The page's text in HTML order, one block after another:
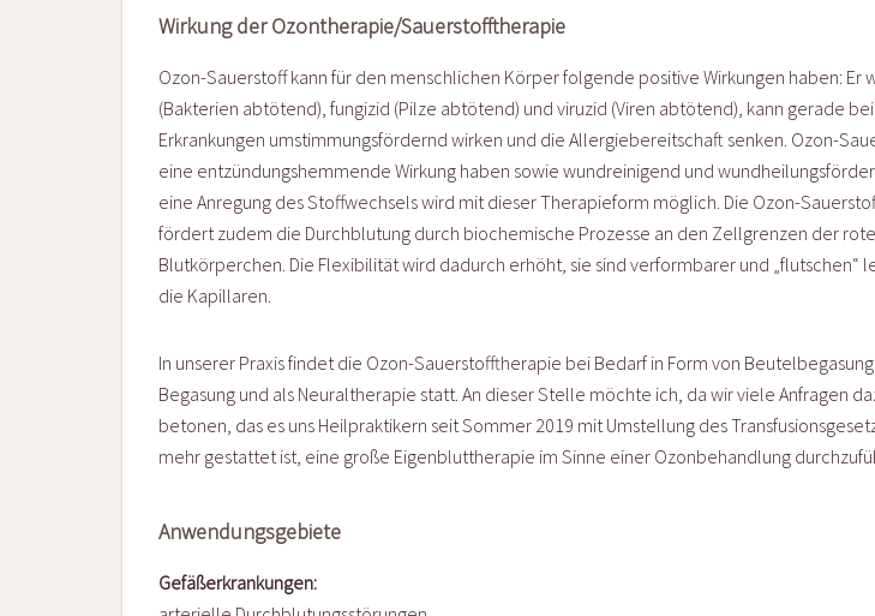
Wirkung der Ozontherapie/Sauerstofftherapie
Ozon-Sauerstoff kann für den menschlichen Körper folgende positive Wirkungen haben: Er
(Bakterien abtötend), fungizid (Pilze abtötend) und viruzid (Viren abtötend), kann gerade
Erkrankungen umstimmungsfördernd wirken und die Allergiebereitschaft senken. Ozon-
eine entzündungshemmende Wirkung haben sowie wundreinigend und
eine Anregung des Stoffwechsels wird mit dieser Therapieform möglich. Die Ozon-
fördert zudem die Durchblutung durch biochemische Prozesse an den Zellgrenzen der
Blutkörperchen. Die Flexibilität wird dadurch erhöht, sie sind verformbarer und „flutschen“
die Kapillaren.
In unserer Praxis findet die Ozon-Sauerstofftherapie bei Bedarf in Form von
Begasung und als Neuraltherapie statt. An dieser Stelle möchte ich, da wir viele Anfragen
betonen, das es uns Heilpraktikern seit Sommer 2019 mit Umstellung des
mehr gestattet ist, eine große Eigenbluttherapie im Sinne einer Ozonbehandlung
Anwendungsgebiete
Gefäßerkrankungen: